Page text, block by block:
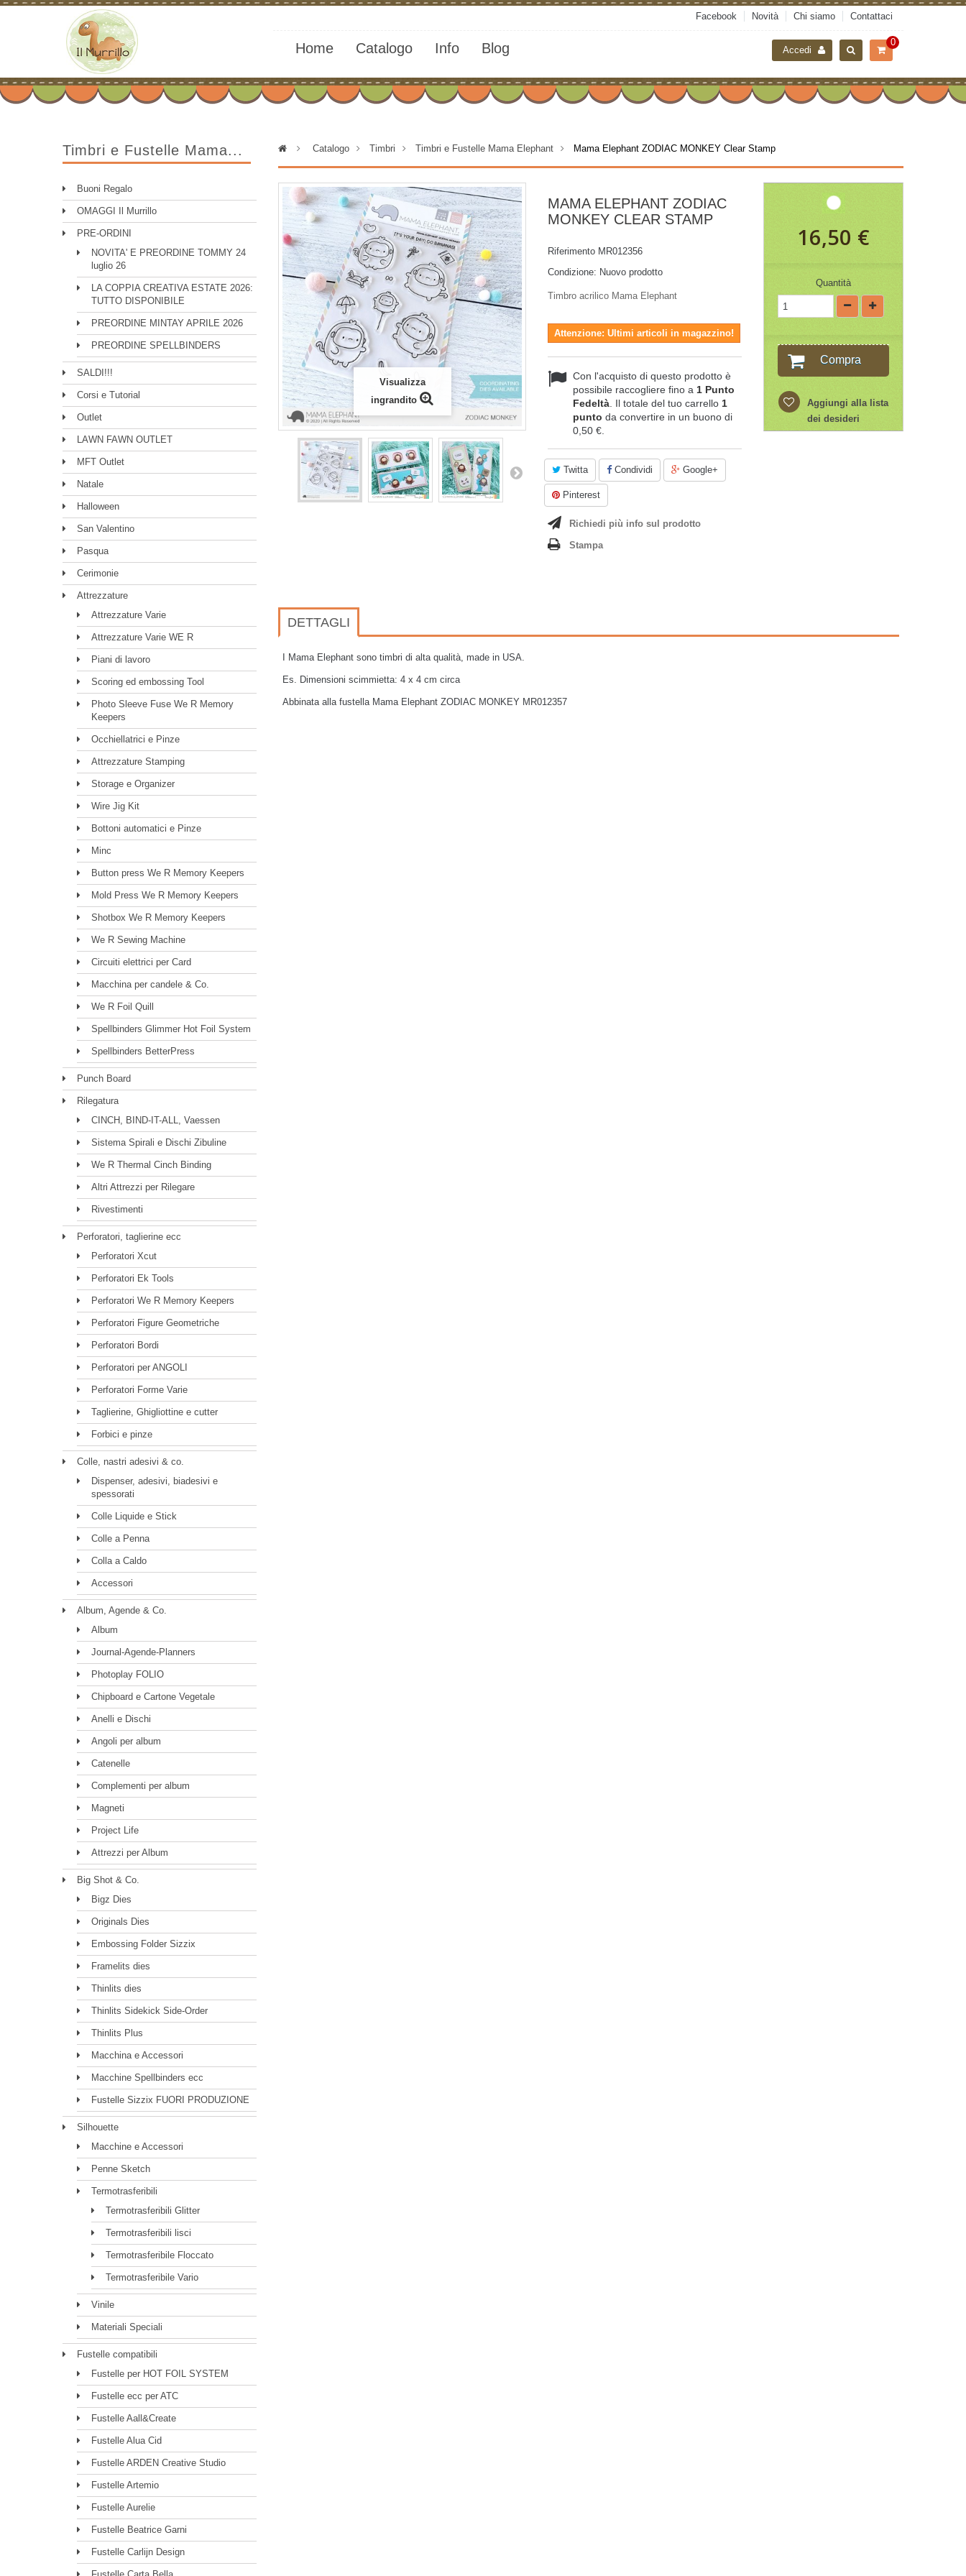
Facebook Novità Chi siamo Contattaci
0
Home Catalogo Info Blog Accedi
Timbri e Fustelle Mama...
Buoni Regalo
OMAGGI Il Murrillo
PRE-ORDINI
NOVITA' E PREORDINE TOMMY 24
luglio 26
LA COPPIA CREATIVA ESTATE 2026:
TUTTO DISPONIBILE
PREORDINE MINTAY APRILE 2026
PREORDINE SPELLBINDERS
SALDI!!!
Corsi e Tutorial
Outlet
LAWN FAWN OUTLET
MFT Outlet
Natale
Halloween
San Valentino
Pasqua
Cerimonie
Attrezzature
Attrezzature Varie
Attrezzature Varie WE R
Piani di lavoro
Scoring ed embossing Tool
Photo Sleeve Fuse We R Memory
Keepers
Occhiellatrici e Pinze
Attrezzature Stamping
Storage e Organizer
Wire Jig Kit
Bottoni automatici e Pinze
Minc
Button press We R Memory Keepers
Mold Press We R Memory Keepers
Shotbox We R Memory Keepers
We R Sewing Machine
Circuiti elettrici per Card
Macchina per candele & Co.
We R Foil Quill
Spellbinders Glimmer Hot Foil System
Spellbinders BetterPress
Punch Board
Rilegatura
CINCH, BIND-IT-ALL, Vaessen
Sistema Spirali e Dischi Zibuline
We R Thermal Cinch Binding
Altri Attrezzi per Rilegare
Rivestimenti
Perforatori, taglierine ecc
Perforatori Xcut
Perforatori Ek Tools
Perforatori We R Memory Keepers
Perforatori Figure Geometriche
Perforatori Bordi
Perforatori per ANGOLI
Perforatori Forme Varie
Taglierine, Ghigliottine e cutter
Forbici e pinze
Colle, nastri adesivi & co.
Dispenser, adesivi, biadesivi e
spessorati
Colle Liquide e Stick
Colle a Penna
Colla a Caldo
Accessori
Album, Agende & Co.
Album
Journal-Agende-Planners
Photoplay FOLIO
Chipboard e Cartone Vegetale
Anelli e Dischi
Angoli per album
Catenelle
Complementi per album
Magneti
Project Life
Attrezzi per Album
Big Shot & Co.
Bigz Dies
Originals Dies
Embossing Folder Sizzix
Framelits dies
Thinlits dies
Thinlits Sidekick Side-Order
Thinlits Plus
Macchina e Accessori
Macchine Spellbinders ecc
Fustelle Sizzix FUORI PRODUZIONE
Silhouette
Macchine e Accessori
Penne Sketch
Termotrasferibili
Termotrasferibili Glitter
Termotrasferibili lisci
Termotrasferibile Floccato
Termotrasferibile Vario
Vinile
Materiali Speciali
Fustelle compatibili
Fustelle per HOT FOIL SYSTEM
Fustelle ecc per ATC
Fustelle Aall&Create
Fustelle Alua Cid
Fustelle ARDEN Creative Studio
Fustelle Artemio
Fustelle Aurelie
Fustelle Beatrice Garni
Fustelle Carlijn Design
> Catalogo > Timbri > Timbri e Fustelle Mama Elephant > Mama Elephant ZODIAC MONKEY Clear Stamp
Visualizza
ingrandito
MAMA ELEPHANT ZODIAC
MONKEY CLEAR STAMP
Riferimento MR012356
Condizione: Nuovo prodotto
Timbro acrilico Mama Elephant
Attenzione: Ultimi articoli in magazzino!
Con l'acquisto di questo prodotto è
possibile raccogliere fino a 1 Punto
Fedeltà . Il totale del tuo carrello 1
punto da convertire in un buono di
0,50 €
Twitta Condividi Google+
Pinterest
Richiedi più info sul prodotto
Stampa
16,50 €
Quantità
Compra
Aggiungi alla lista
dei desideri
DETTAGLI
I Mama Elephant sono timbri di alta qualità, made in USA.
Es. Dimensioni scimmietta: 4 x 4 cm circa
Abbinata alla fustella Mama Elephant ZODIAC MONKEY MR012357